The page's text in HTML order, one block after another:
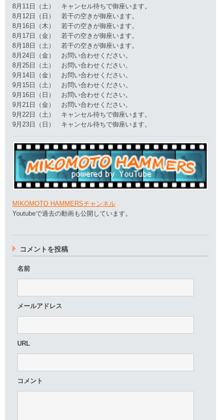
8月11日（土） キャンセル待ちで御座います。
8月12日（日） 若干の空きが御座います。
8月16日（木） 若干の空きが御座います。
8月17日（金） 若干の空きが御座います。
8月18日（土） 若干の空きが御座います。
8月24日（金） お問い合わせください。
8月25日（土） お問い合わせください。
9月14日（金） お問い合わせください。
9月15日（土） お問い合わせください。
9月16日（日） お問い合わせください。
9月21日（金） お問い合わせください。
9月22日（土） キャンセル待ちで御座います。
9月23日（日） キャンセル待ちで御座います。
MIKOMOTO HAMMERSチャンネル
Youtubeで過去の動画も公開しています。
コメントを投稿
名前
メールアドレス
URL
コメント